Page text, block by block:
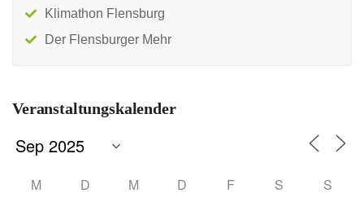
Klimathon Flensburg
Der Flensburger Mehr
Veranstaltungskalender
M D M D F S S